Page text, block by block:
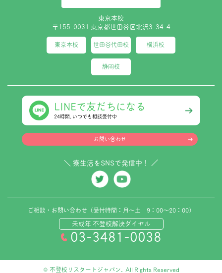
東京本校
〒155-0031 東京都世田谷区北沢3-34-4
東京本校 世田谷代田校 横浜校
静岡校
LINEで友だちになる
24時間､いつでも相談受付中
お問い合わせ
＼ 寮生活をSNSで発信中！ ／
ご相談・お問い合わせ（受付時間：月～土 9：00～20：00）
未成年 不登校解決ダイヤル
03-3481-0038
© 不登校リスタートジャパン. All Rights Reserved